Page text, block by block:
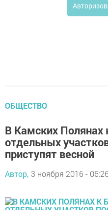
ОБЩЕСТВО
В Камских Полянах
отдельных
приступят весной
Автор, 3 ноября 2016 -